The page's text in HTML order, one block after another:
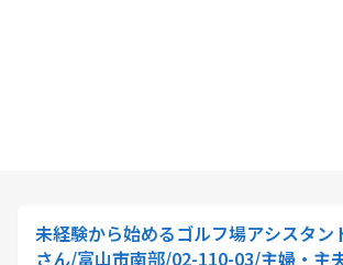
未経験から始めるゴルフ場アシスタン
さん/富山市南部/02-110-03/主婦・主